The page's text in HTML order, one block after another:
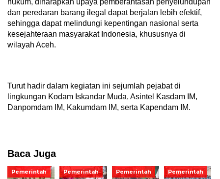
hukum, diharapkan upaya pemberantasan penyelundupan
dan peredaran barang ilegal dapat berjalan lebih efektif,
sehingga dapat melindungi kepentingan nasional serta
kesejahteraan masyarakat Indonesia, khususnya di
wilayah Aceh.
Turut hadir dalam kegiatan ini sejumlah pejabat di
lingkungan Kodam Iskandar Muda, Asintel Kasdam IM,
Danpomdam IM, Kakumdam IM, serta Kapendam IM.
Baca Juga
Pemerintah Pemerintah Pemerintah Pemerintah